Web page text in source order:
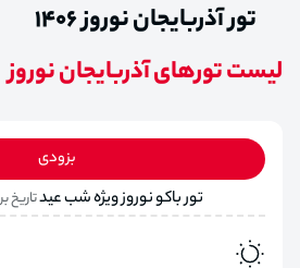
تور آذربایجان نوروز 1406
لیست تورهای آذربایجان نوروز
بزودی
تور باکو نوروز ویژه شب عیدتاریخ